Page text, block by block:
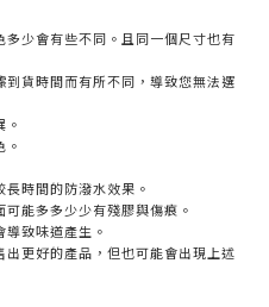
少會有些不同。且同一個尺寸也有
貨時間而有所不同，導致您無法選
時間的防潑水效果。
能多多少少有殘膠與傷痕。
致味道產生。
更好的產品，但也可能會出現上述